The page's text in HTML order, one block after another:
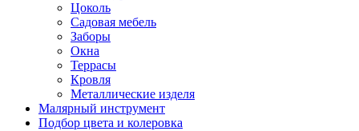
Цоколь
Садовая мебель
Заборы
Окна
Террасы
Кровля
Металлические изделя
Малярный инструмент
Подбор цвета и колеровка